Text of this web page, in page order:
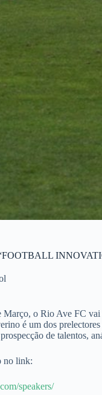
Março, o Rio Ave FC
é um dos
de talentos,
no link:
speakers/